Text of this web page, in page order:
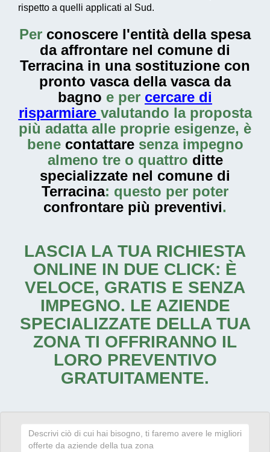
rispetto a quelli applicati al Sud.
Per conoscere l'entità della spesa
da affrontare nel comune di
Terracina in una sostituzione con
pronto vasca della vasca da
bagno e per cercare di
risparmiare valutando la proposta
più adatta alle proprie esigenze, è
bene contattaresenza impegno
almeno tre o quattro ditte
specializzate nel comune di
Terracina: questo per poter
confrontare più preventivi.
LASCIA LA TUA RICHIESTA
ONLINE IN DUE CLICK: È
VELOCE, GRATIS E SENZA
IMPEGNO. LE AZIENDE
SPECIALIZZATE DELLA TUA
ZONA TI OFFRIRANNO IL
LORO PREVENTIVO
GRATUITAMENTE.